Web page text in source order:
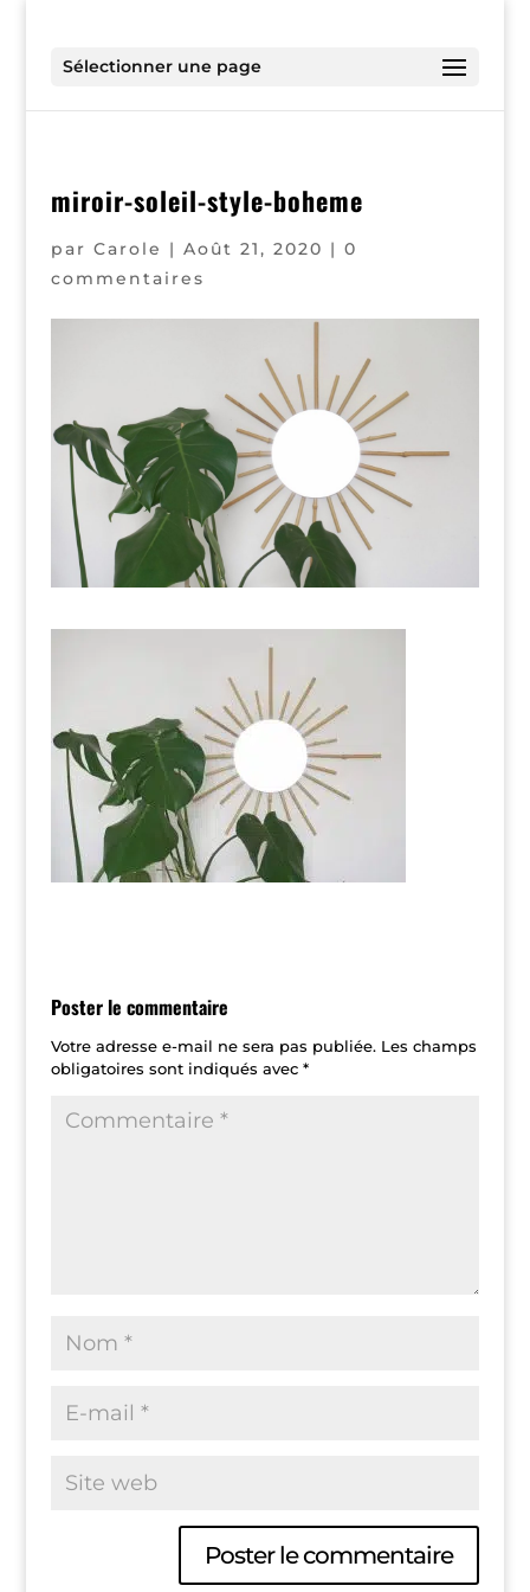
Sélectionner une page
miroir-soleil-style-boheme
par Carole | Août 21, 2020 | 0
commentaires
Poster le commentaire
Votre adresse e-mail ne sera pas publiée. Les champs
obligatoires sont indiqués avec *